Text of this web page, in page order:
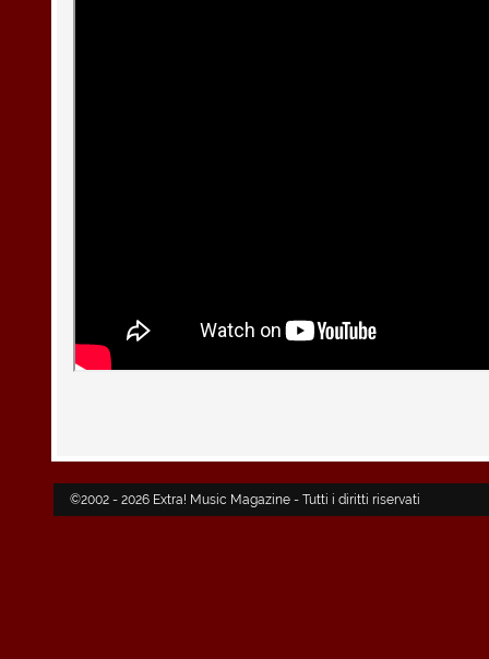
©2002 - 2026 Extra! Music Magazine - Tutti i diritti riservati